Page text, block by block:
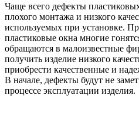
Чаще всего дефекты
плохого монтажа и низкого
используемых при установке.
пластиковые окна многие
обращаются в малоизвестные
получить изделие низкого
приобрести качественные и
В начале, дефекты будут не
процессе эксплуатации изделия.